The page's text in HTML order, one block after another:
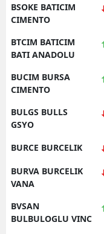
BSOKE BATICIM
CIMENTO
BTCIM BATICIM
BATI ANADOLU
BUCIM BURSA
CIMENTO
BULGS BULLS
GSYO
BURCE BURCELIK
BURVA BURCELIK
VANA
BVSAN
BULBULOGLU VINC